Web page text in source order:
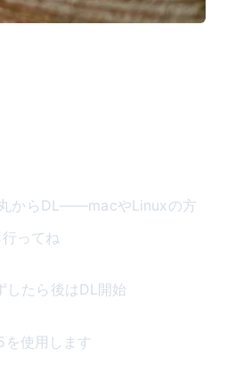
からDL――macやLinuxの方
ってね
したら後はDL開始
使用します